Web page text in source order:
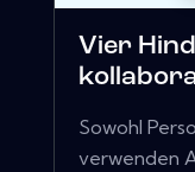
Vier
Sowohl
verwenden